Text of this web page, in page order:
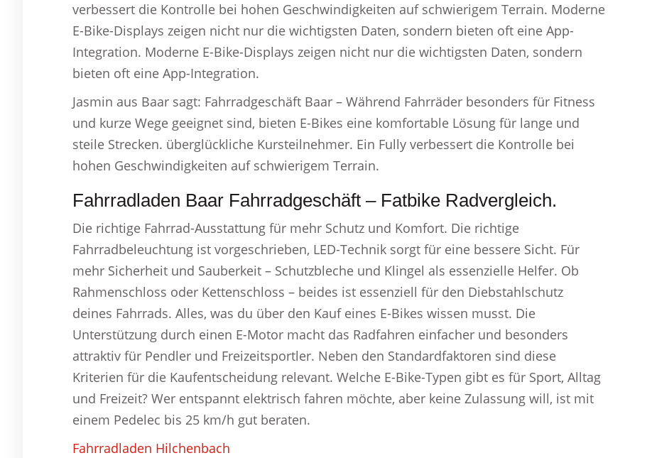
verbessert die Kontrolle bei hohen Geschwindigkeiten auf schwierigem Terrain. Moderne
E-Bike-Displays zeigen nicht nur die wichtigsten Daten, sondern bieten oft eine App-
Integration. Moderne E-Bike-Displays zeigen nicht nur die wichtigsten Daten, sondern
bieten oft eine App-Integration.
Jasmin aus Baar sagt: Fahrradgeschäft Baar – Während Fahrräder besonders für Fitness
und kurze Wege geeignet sind, bieten E-Bikes eine komfortable Lösung für lange und
steile Strecken. überglückliche Kursteilnehmer. Ein Fully verbessert die Kontrolle bei
hohen Geschwindigkeiten auf schwierigem Terrain.
Fahrradladen Baar Fahrradgeschäft – Fatbike Radvergleich.
Die richtige Fahrrad-Ausstattung für mehr Schutz und Komfort. Die richtige
Fahrradbeleuchtung ist vorgeschrieben, LED-Technik sorgt für eine bessere Sicht. Für
mehr Sicherheit und Sauberkeit – Schutzbleche und Klingel als essenzielle Helfer. Ob
Rahmenschloss oder Kettenschloss – beides ist essenziell für den Diebstahlschutz
deines Fahrrads. Alles, was du über den Kauf eines E-Bikes wissen musst. Die
Unterstützung durch einen E-Motor macht das Radfahren einfacher und besonders
attraktiv für Pendler und Freizeitsportler. Neben den Standardfaktoren sind diese
Kriterien für die Kaufentscheidung relevant. Welche E-Bike-Typen gibt es für Sport, Alltag
und Freizeit? Wer entspannt elektrisch fahren möchte, aber keine Zulassung will, ist mit
einem Pedelec bis 25 km/h gut beraten.
Fahrradladen Hilchenbach